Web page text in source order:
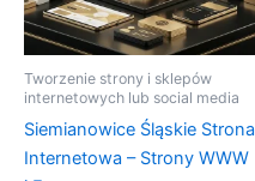
Tworzenie strony i sklepów
internetowych lub social media
Siemianowice Śląskie Strona
Internetowa – Strony WWW